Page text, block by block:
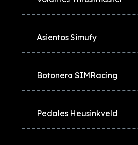
Asientos Simufy
Botonera SIMRacing
Pedales Heusinkveld